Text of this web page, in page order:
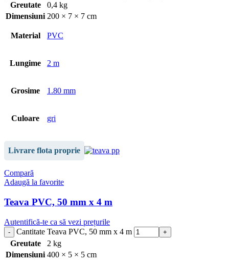
Greutate
0,4 kg
Dimensiuni 200 × 7 × 7 cm
Material PVC
Lungime 2 m
Grosime 1.80 mm
Culoare gri
Livrare flota proprie
Compară
Adaugă la favorite
Teava PVC, 50 mm x 4 m
Autentifică-te ca să vezi prețurile
Cantitate Teava PVC, 50 mm x 4 m
Greutate
2 kg
Dimensiuni 400 × 5 × 5 cm